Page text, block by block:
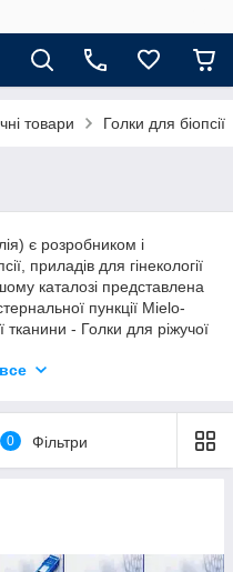
товари Голки для біопсії
є розробником і
приладів для гінекології
каталозі представлена
пункції Mielo-
тканини - Голки для ріжучої
0 Фільтри